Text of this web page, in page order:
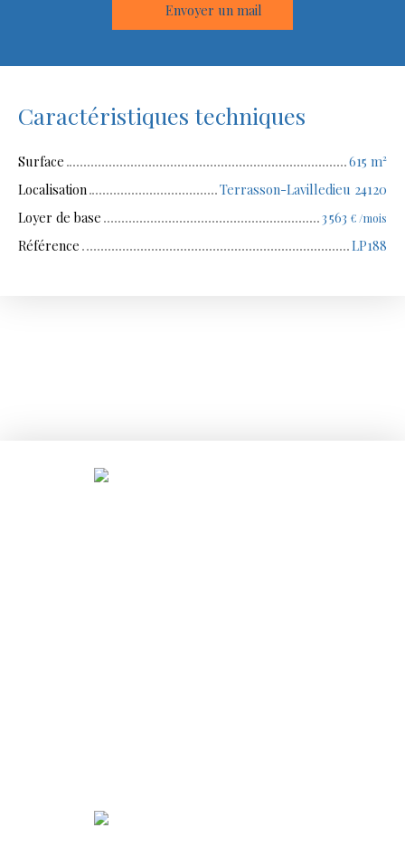
Envoyer un mail
Caractéristiques techniques
Surface 615 m²
Localisation
Terrasson-Lavilledieu 24120
Loyer de base
3 563 € /mois
Référence LP188